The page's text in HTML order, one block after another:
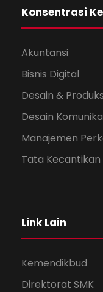
Konsentrasi
Akuntansi
Bisnis Digital
Desain &
Desain
Manajemen
Tata
Link Lain
Kemendikbud
Direktorat SMK